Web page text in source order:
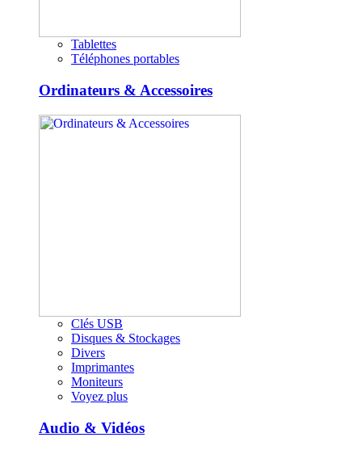
Tablettes
Téléphones portables
Ordinateurs & Accessoires
Clés USB
Disques & Stockages
Divers
Imprimantes
Moniteurs
Voyez plus
Audio & Vidéos